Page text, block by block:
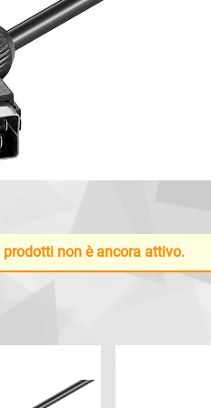
non è ancora attivo.